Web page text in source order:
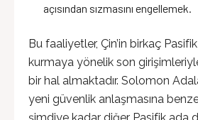
açısından sızmasını engellemek.
Bu faaliyetler, Çin’in birkaç
kurmaya yönelik son
bir hal almaktadır. Solomon
yeni güvenlik anlaşmasına